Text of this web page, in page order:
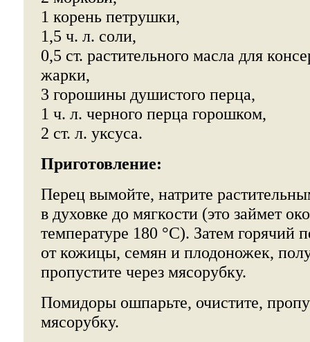
1 корень петрушки,
1,5 ч. л. соли,
0,5 ст. растительного масла для
жарки,
3 горошины душистого перца,
1 ч. л. черного перца горошком,
2 ст. л. уксуса.
Приготовление:
Перец вымойте, натрите
в духовке до мягкости (это займет
температуре 180 °С). Затем горячий
от кожицы, семян и плодоножек,
пропустите через мясорубку.
Помидоры ошпарьте, очистите,
мясорубку.